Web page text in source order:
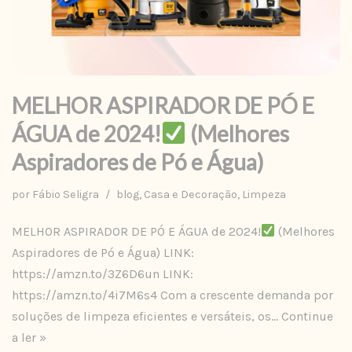
MELHOR ASPIRADOR DE PÓ E
ÁGUA de 2024!
(Melhores
Aspiradores de Pó e Água)
por Fábio Seligra blog, Casa e Decoração, Limpeza
MELHOR ASPIRADOR DE PÓ E ÁGUA de 2024!
(Melhores
Aspiradores de Pó e Água) LINK:
https://amzn.to/3Z6D6un LINK:
https://amzn.to/4i7M6s4 Com a crescente demanda por
soluções de limpeza eficientes e versáteis, os… Continue
a ler »